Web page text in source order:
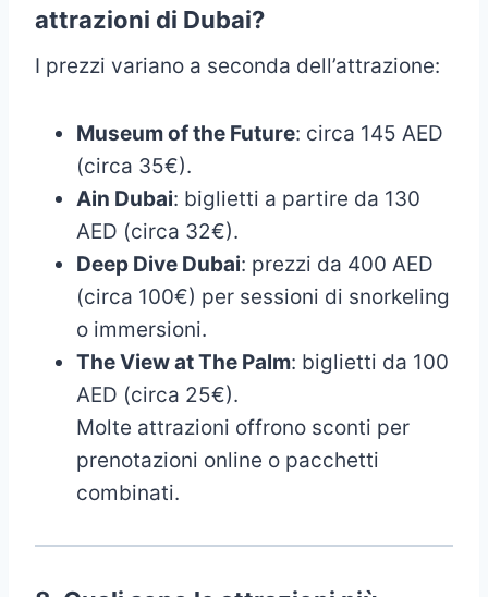
attrazioni di Dubai?
I prezzi variano a seconda dell’attrazione:
Museum of the Future: circa 145 AED
(circa 35€).
Ain Dubai: biglietti a partire da 130
AED (circa 32€).
Deep Dive Dubai: prezzi da 400 AED
(circa 100€) per sessioni di snorkeling
o immersioni.
The View at The Palm: biglietti da 100
AED (circa 25€).
Molte attrazioni offrono sconti per
prenotazioni online o pacchetti
combinati.